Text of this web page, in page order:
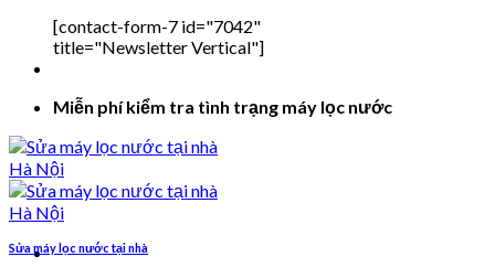
[contact-form-7 id="7042"
title="Newsletter Vertical"]
Miễn phí kiểm tra tình trạng máy lọc nước
Sửa máy lọc nước tại nhà